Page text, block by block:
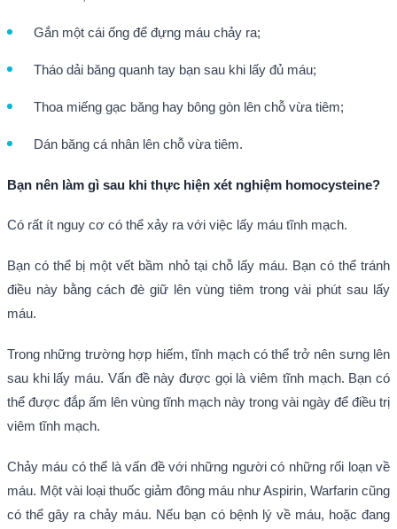
Gắn một cái ống để đựng máu chảy ra;
Tháo dải băng quanh tay bạn sau khi lấy đủ máu;
Thoa miếng gạc băng hay bông gòn lên chỗ vừa tiêm;
Dán băng cá nhân lên chỗ vừa tiêm.
Bạn nên làm gì sau khi thực hiện xét nghiệm homocysteine?
Có rất ít nguy cơ có thể xảy ra với việc lấy máu tĩnh mạch.
Bạn có thể bị một vết bầm nhỏ tại chỗ lấy máu. Bạn có thể tránh
điều này bằng cách đè giữ lên vùng tiêm trong vài phút sau lấy
máu.
Trong những trường hợp hiếm, tĩnh mạch có thể trở nên sưng lên
sau khi lấy máu. Vấn đề này được gọi là viêm tĩnh mạch. Bạn có
thể được đắp ấm lên vùng tĩnh mạch này trong vài ngày để điều trị
viêm tĩnh mạch.
Chảy máu có thể là vấn đề với những người có những rối loạn về
máu. Một vài loại thuốc giảm đông máu như Aspirin, Warfarin cũng
có thể gây ra chảy máu. Nếu bạn có bệnh lý về máu, hoặc đang